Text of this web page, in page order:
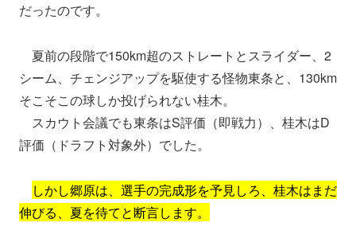
だったのです。
夏前の段階で150km超のストレートとスライダー、2
シーム、チェンジアップを駆使する怪物東条と、130km
そこそこの球しか投げられない桂木。
スカウト会議でも東条はS評価（即戦力）、桂木はD
評価（ドラフト対象外）でした。
しかし郷原は、選手の完成形を予見しろ、桂木はまだ
伸びる、夏を待てと断言します。